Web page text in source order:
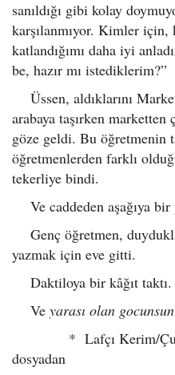
sanıldığı gibi kolay
karşılanmıyor. Kimler için,
katlandığımı daha iyi
be, hazır mı istediklerim?”
Üssen, aldıklarını
arabaya taşırken
göze geldi. Bu öğretmenin
öğretmenlerden farklı
tekerliye bindi.
Ve caddeden aşağıya
Genç öğretmen,
yazmak için eve gitti.
Daktiloya bir kâğıt taktı.
Ve yarası olan gocunsun
* Lafçı Kerim/
dosyadan